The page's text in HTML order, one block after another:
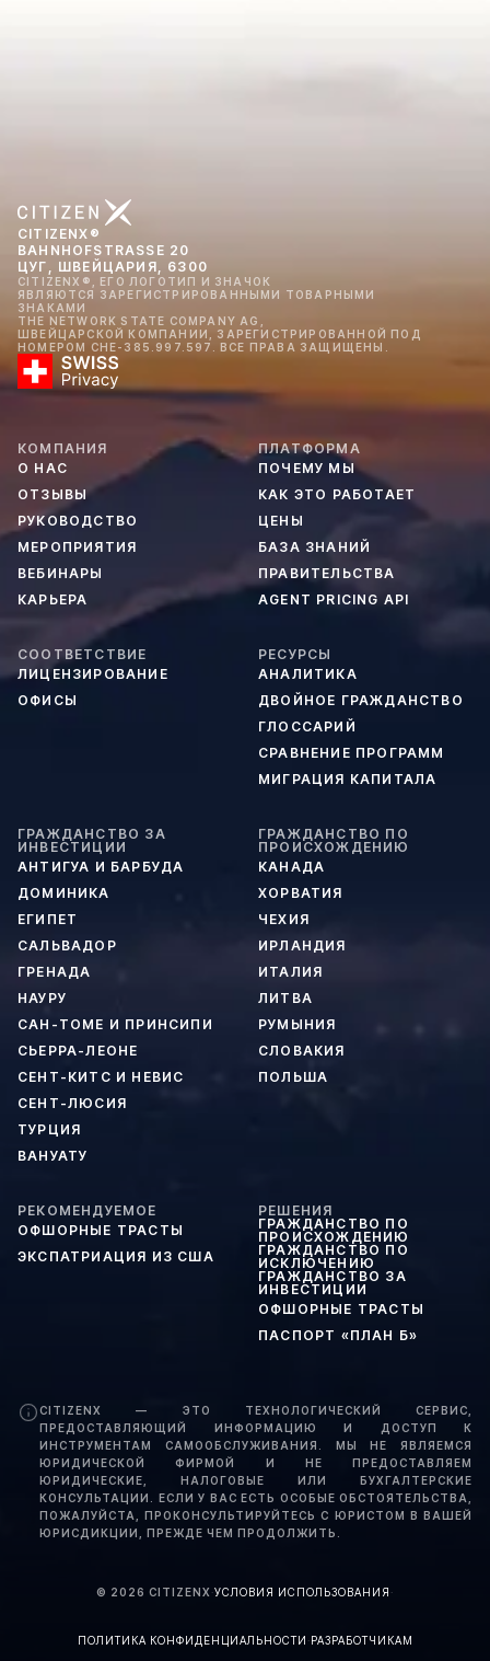
CITIZENX®
BAHNHOFSTRASSE 20
ЦУГ, ШВЕЙЦАРИЯ, 6300
CITIZENX®, ЕГО ЛОГОТИП И ЗНАЧОК
ЯВЛЯЮТСЯ ЗАРЕГИСТРИРОВАННЫМИ ТОВАРНЫМИ
ЗНАКАМИ
THE NETWORK STATE COMPANY AG,
ШВЕЙЦАРСКОЙ КОМПАНИИ, ЗАРЕГИСТРИРОВАННОЙ ПОД
НОМЕРОМ CHE-385.997.597. ВСЕ ПРАВА ЗАЩИЩЕНЫ.
КОМПАНИЯ
О НАС
ОТЗЫВЫ
РУКОВОДСТВО
МЕРОПРИЯТИЯ
ВЕБИНАРЫ
КАРЬЕРА
ПЛАТФОРМА
ПОЧЕМУ МЫ
КАК ЭТО РАБОТАЕТ
ЦЕНЫ
БАЗА ЗНАНИЙ
ПРАВИТЕЛЬСТВА
AGENT PRICING API
СООТВЕТСТВИЕ
ЛИЦЕНЗИРОВАНИЕ
ОФИСЫ
РЕСУРСЫ
АНАЛИТИКА
ДВОЙНОЕ ГРАЖДАНСТВО
ГЛОССАРИЙ
СРАВНЕНИЕ ПРОГРАММ
МИГРАЦИЯ КАПИТАЛА
ГРАЖДАНСТВО ЗА
ИНВЕСТИЦИИ
АНТИГУА И БАРБУДА
ДОМИНИКА
ЕГИПЕТ
САЛЬВАДОР
ГРЕНАДА
НАУРУ
САН-ТОМЕ И ПРИНСИПИ
СЬЕРРА-ЛЕОНЕ
СЕНТ-КИТС И НЕВИС
СЕНТ-ЛЮСИЯ
ТУРЦИЯ
ВАНУАТУ
ГРАЖДАНСТВО ПО
ПРОИСХОЖДЕНИЮ
КАНАДА
ХОРВАТИЯ
ЧЕХИЯ
ИРЛАНДИЯ
ИТАЛИЯ
ЛИТВА
РУМЫНИЯ
СЛОВАКИЯ
ПОЛЬША
РЕКОМЕНДУЕМОЕ
ОФШОРНЫЕ ТРАСТЫ
ЭКСПАТРИАЦИЯ ИЗ США
РЕШЕНИЯ
ГРАЖДАНСТВО ПО
ПРОИСХОЖДЕНИЮ
ГРАЖДАНСТВО ПО
ИСКЛЮЧЕНИЮ
ГРАЖДАНСТВО ЗА
ИНВЕСТИЦИИ
ОФШОРНЫЕ ТРАСТЫ
ПАСПОРТ «ПЛАН Б»
CITIZENX — ЭТО ТЕХНОЛОГИЧЕСКИЙ СЕРВИС,
ПРЕДОСТАВЛЯЮЩИЙ ИНФОРМАЦИЮ И ДОСТУП К
ИНСТРУМЕНТАМ САМООБСЛУЖИВАНИЯ. МЫ НЕ ЯВЛЯЕМСЯ
ЮРИДИЧЕСКОЙ ФИРМОЙ И НЕ ПРЕДОСТАВЛЯЕМ
ЮРИДИЧЕСКИЕ, НАЛОГОВЫЕ ИЛИ БУХГАЛТЕРСКИЕ
КОНСУЛЬТАЦИИ. ЕСЛИ У ВАС ЕСТЬ ОСОБЫЕ ОБСТОЯТЕЛЬСТВА,
ПОЖАЛУЙСТА, ПРОКОНСУЛЬТИРУЙТЕСЬ С ЮРИСТОМ В ВАШЕЙ
ЮРИСДИКЦИИ, ПРЕЖДЕ ЧЕМ ПРОДОЛЖИТЬ.
© 2026 CITIZENX ·УСЛОВИЯ ИСПОЛЬЗОВАНИЯ ·
ПОЛИТИКА КОНФИДЕНЦИАЛЬНОСТИ ·РАЗРАБОТЧИКАМ